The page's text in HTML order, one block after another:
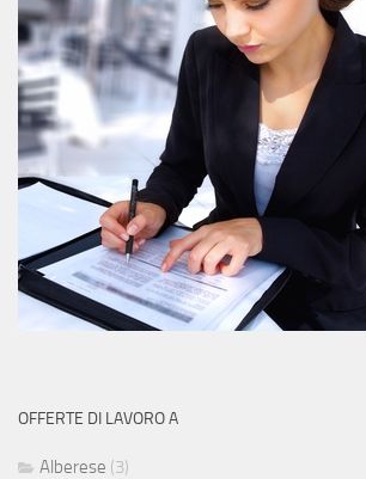
OFFERTE DI LAVORO A
Alberese (3)